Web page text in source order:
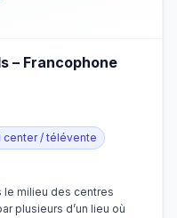
– Francophone
center / télévente
le milieu des centres
plusieurs d’un lieu où